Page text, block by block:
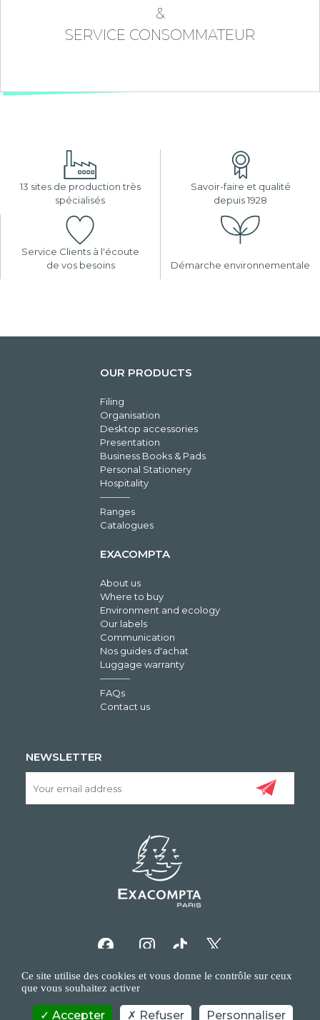
&
SERVICE CONSOMMATEUR
13 sites de production très
spécialisés
Savoir-faire et qualité
depuis 1928
Service Clients à l'écoute
de vos besoins
Démarche environnementale
OUR PRODUCTS
Filing
Organisation
Desktop accessories
Presentation
Business Books & Pads
Personal Stationery
Hospitality
Ranges
Catalogues
EXACOMPTA
About us
Where to buy
Environment and ecology
Our labels
Communication
Nos guides d'achat
Luggage warranty
FAQs
Contact us
NEWSLETTER
Ce site utilise des cookies et vous donne le contrôle sur ceux
que vous souhaitez activer
Accepter Refuser Personnaliser